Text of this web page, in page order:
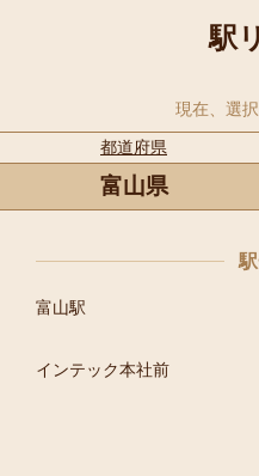
駅
現在、選
都道府県
富山県
富山駅
インテック本社前